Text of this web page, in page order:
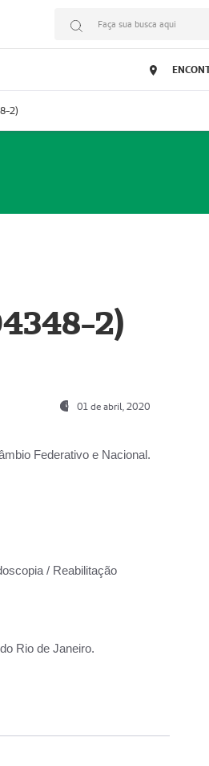
Faça sua busca aqui
2)
2)
01 de abril, 2020
Federativo e Nacional.
/ Reabilitação
Rio de Janeiro.